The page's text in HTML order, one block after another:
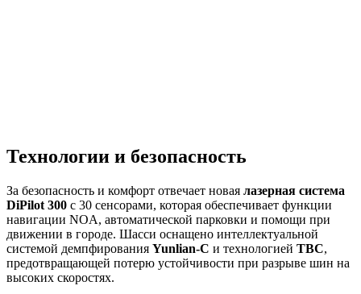
Технологии и безопасность
За безопасность и комфорт отвечает новая лазерная система
DiPilot 300 с 30 сенсорами, которая обеспечивает функции
навигации NOA, автоматической парковки и помощи при
движении в городе. Шасси оснащено интеллектуальной
системой демпфирования Yunlian-C и технологией TBC,
предотвращающей потерю устойчивости при разрыве шин на
высоких скоростях.